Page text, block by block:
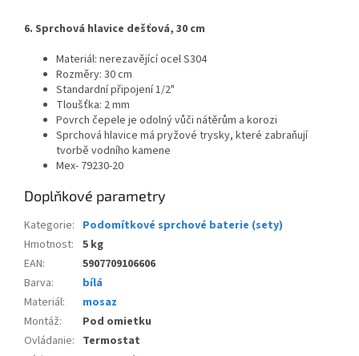
6. Sprchová hlavice dešťová, 30 cm
Materiál: nerezavějící ocel S304
Rozměry: 30 cm
Standardní připojení 1/2"
Tloušťka: 2 mm
Povrch čepele je odolný vůči nátěrům a korozi
Sprchová hlavice má pryžové trysky, které zabraňují
tvorbě vodního kamene
Mex- 79230-20
Doplňkové parametry
Kategorie: Podomítkové sprchové baterie (sety)
Hmotnost: 5 kg
EAN:
5907709106606
Barva:
bílá
Materiál:
mosaz
Montáž:
Pod omietku
Ovládanie: Termostat